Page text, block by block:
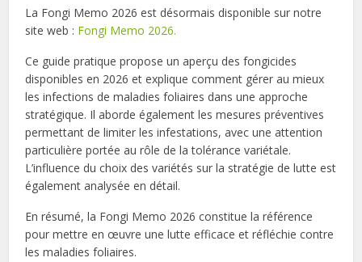
La Fongi Memo 2026 est désormais disponible sur notre
site web : Fongi Memo 2026.
Ce guide pratique propose un aperçu des fongicides
disponibles en 2026 et explique comment gérer au mieux
les infections de maladies foliaires dans une approche
stratégique. Il aborde également les mesures préventives
permettant de limiter les infestations, avec une attention
particulière portée au rôle de la tolérance variétale.
L’influence du choix des variétés sur la stratégie de lutte est
également analysée en détail.
En résumé, la Fongi Memo 2026 constitue la référence
pour mettre en œuvre une lutte efficace et réfléchie contre
les maladies foliaires.